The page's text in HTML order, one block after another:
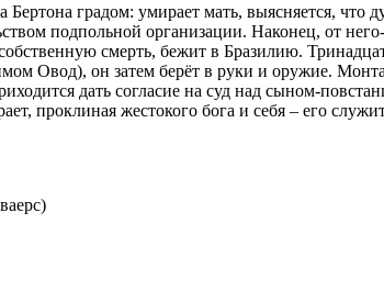
градом: умирает мать, выясняется,
подпольной организации. Наконец, от
смерть, бежит в Бразилию.
Овод), он затем берёт в руки и оружие.
дать согласие на суд над сыном-
проклиная жестокого бога и себя – его